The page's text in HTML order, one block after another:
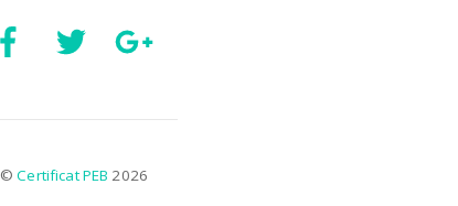
©Certificat PEB 2026